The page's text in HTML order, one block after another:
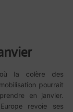
où la colère des
pourrait
en janvier.
revoie ses